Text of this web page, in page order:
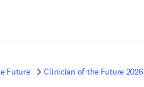
Future Clinician of the Future 2026